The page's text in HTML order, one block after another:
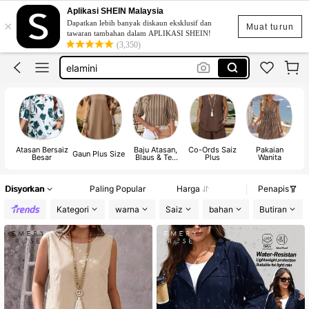
Muat turun
×
Aplikasi SHEIN Malaysia
Dapatkan lebih banyak diskaun eksklusif dan
tawaran tambahan dalam APLIKASI SHEIN!
(3,350)
livesso
dazy
elamini
glamrae
livesso
dazy
Atasan Bersaiz
Besar Gaun Plus Size Baju Atasan,
Blaus & Tee
Co-Ords Saiz
Plus
Pakaian
Wanita
Disyorkan Paling Popular Harga
Penapis
Kategori
warna Saiz bahan Butiran